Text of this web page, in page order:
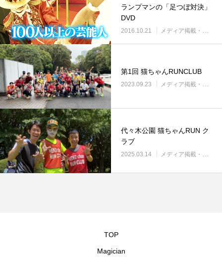
ランプマンの「足つぼ対決」
DVD
2016.10.21 メディア掲載・紹介
第1回 猫ちゃんRUNCLUB
2023.09.23 メディア掲載・紹介
代々木公園 猫ちゃんRUN ク
ラブ
2025.03.14 メディア掲載・紹介
TOP
Magician